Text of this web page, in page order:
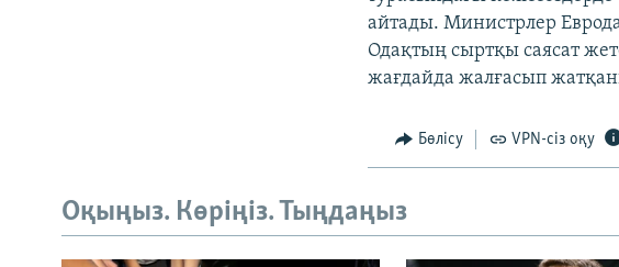
айтады. Министрлер
Одақтың сыртқы саясат
жағдайда жалғасып
Бөлісу VPN-сіз оқу
Оқыңыз. Көріңіз. Тыңдаңыз